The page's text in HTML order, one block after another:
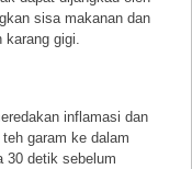
sisa makanan dan
gigi.
inflamasi dan
garam ke dalam
30 detik sebelum